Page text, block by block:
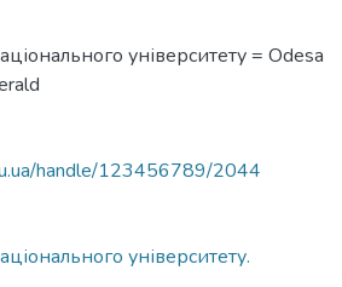
університету = Odesa
handle/123456789/2044
університету.